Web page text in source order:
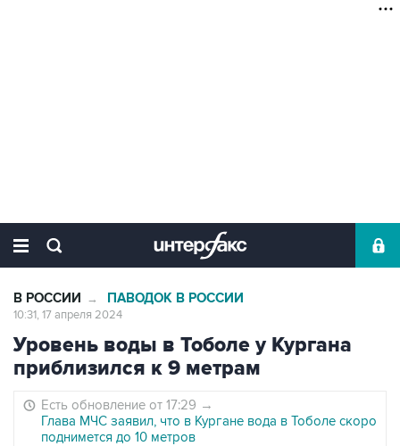
В РОССИИ → ПАВОДОК В РОССИИ
10:31, 17 апреля 2024
Уровень воды в Тоболе у Кургана
приблизился к 9 метрам
Есть обновление от 17:29 →
Глава МЧС заявил, что в Кургане вода в Тоболе скоро
поднимется до 10 метров